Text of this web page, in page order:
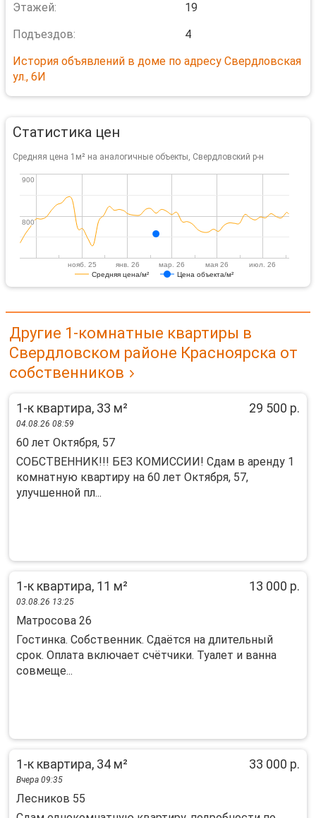
Этажей:
19
Подъездов:
4
История объявлений в доме по адресу Свердловская
ул., 6И
Статистика цен
Средняя цена 1м² на аналогичные объекты, Свердловский р-н
Средняя цена/м² Цена объекта/м²
нояб. 25 янв. 26 мар. 26 мая 26 июл. 26
800
800
900
900
Другие 1-комнатные квартиры в
Свердловском районе Красноярска от
собственников
1-к квартира, 33 м² 29 500 р.
04.08.26 08:59
60 лет Октября, 57
СОБСТВЕННИК!!! БЕЗ КОМИССИИ! Сдам в аренду 1
комнатную квартиру на 60 лет Октября, 57,
улучшенной пл...
1-к квартира, 11 м² 13 000 р.
03.08.26 13:25
Матросова 26
Гостинка. Собственник. Сдаётся на длительный
срок. Оплата включает счётчики. Туалет и ванна
совмеще...
1-к квартира, 34 м² 33 000 р.
Вчера 09:35
Лесников 55